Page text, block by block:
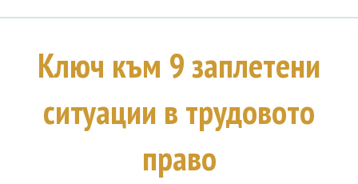
Ключ към 9 заплетени
ситуации в трудовото
право